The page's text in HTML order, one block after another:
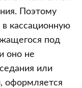
Поэтому
в кассационную
под
оно не
или
оформляется